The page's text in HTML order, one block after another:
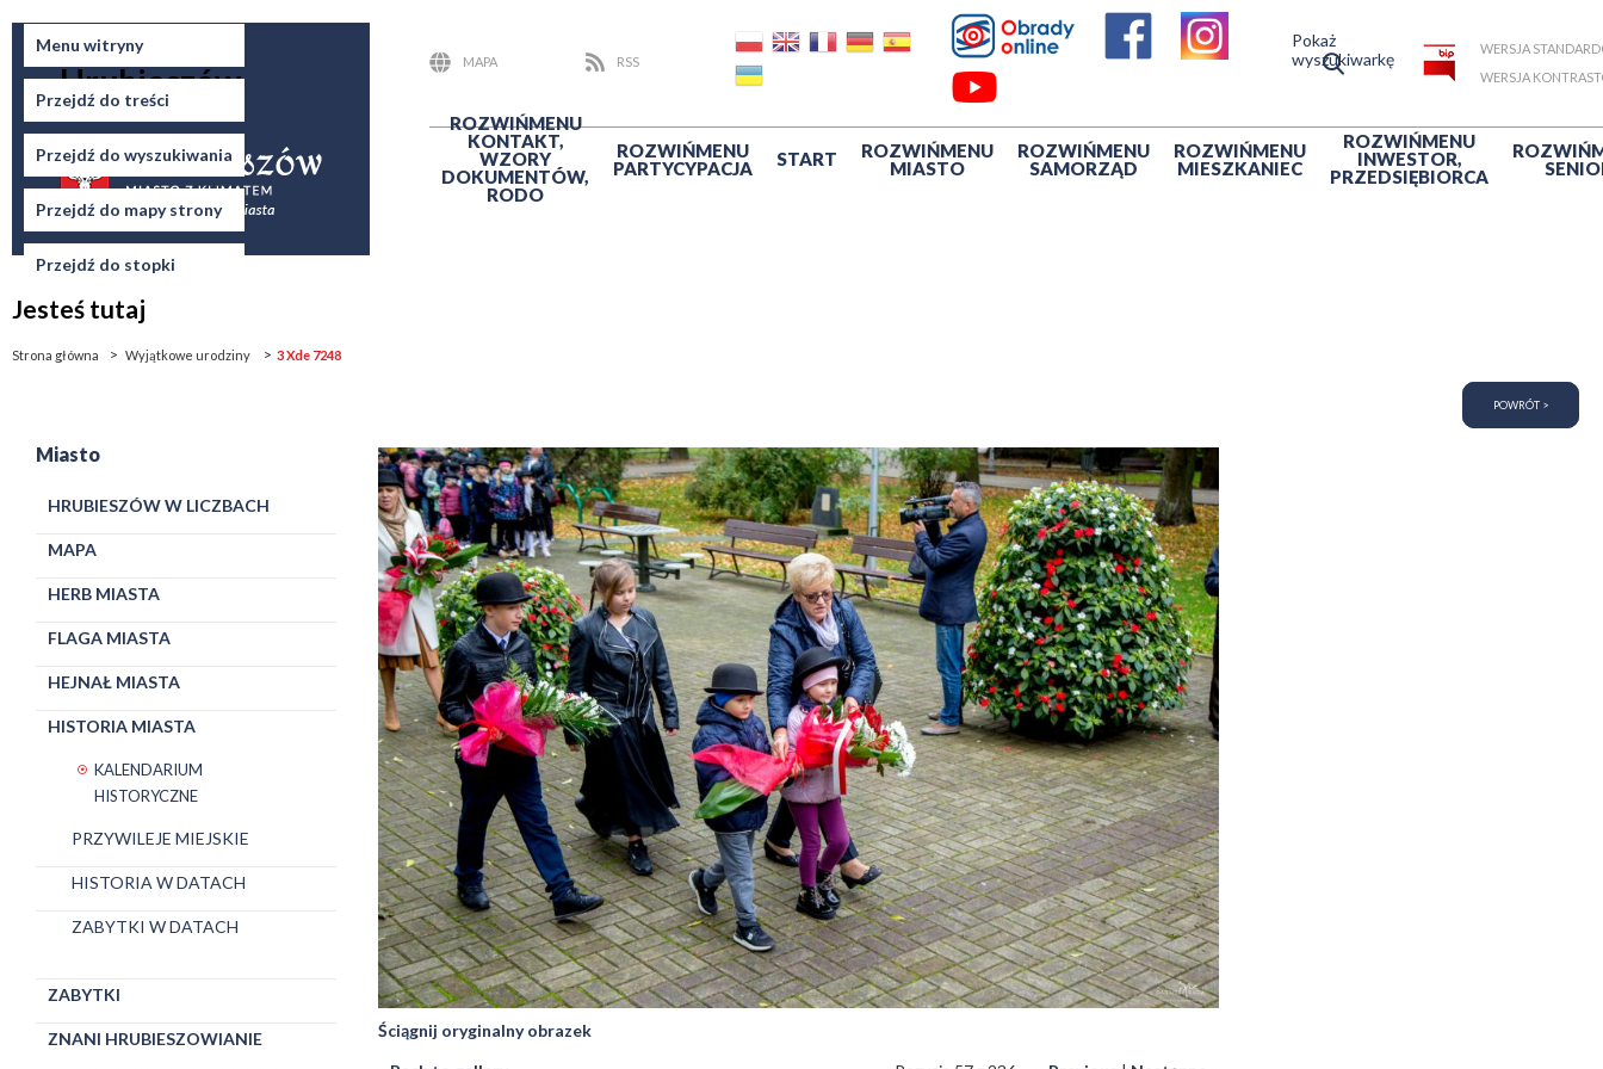
Menu witryny
Przejdź do treści
Przejdź do wyszukiwania
Przejdź do mapy strony
Przejdź do stopki
Miasto
Hrubieszów
MAPA
RSS
Pokaż
wyszukiwarkę
WERSJA
WERSJA
ROZWIŃMENU
KONTAKT,
WZORY
DOKUMENTÓW,
RODO
ROZWIŃMENU
PARTYCYPACJA
START ROZWIŃMENU
MIASTO
ROZWIŃMENU
SAMORZĄD
ROZWIŃMENU
MIESZKANIEC
ROZWIŃMENU
INWESTOR,
PRZEDSIĘBIORCA
ROZWIŃ
Jesteś tutaj
Strona główna Wyjątkowe urodziny 3 Xde 7248
POWRÓT >
Miasto
HRUBIESZÓW W LICZBACH
MAPA
HERB MIASTA
FLAGA MIASTA
HEJNAŁ MIASTA
HISTORIA MIASTA
KALENDARIUM
HISTORYCZNE
PRZYWILEJE MIEJSKIE
HISTORIA W DATACH
ZABYTKI W DATACH
ZABYTKI
ZNANI HRUBIESZOWIANIE
Ściągnij oryginalny obrazek